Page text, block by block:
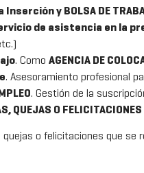
y BOLSA DE
de asistencia en la
. Como AGENCIA DE
. Asesoramiento profesional
. Gestión de la
QUEJAS O FELICITACIONES
o felicitaciones que se